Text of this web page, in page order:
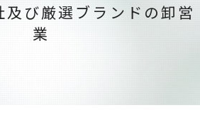
及び厳選ブランドの卸営
業